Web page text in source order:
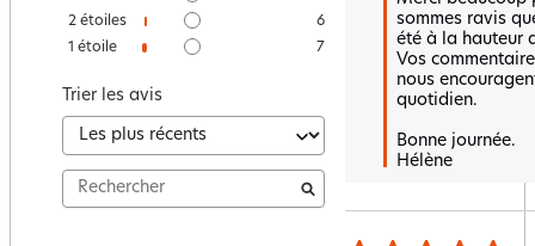
2 étoiles
6
1 étoile 7
Trier les avis
sommes ravis
été à la hauteur
Vos
nous
quotidien.
Bonne journée.
Hélène